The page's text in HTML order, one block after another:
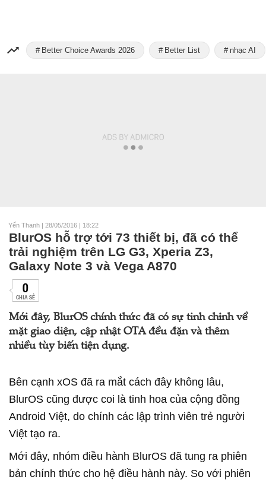
Better Choice Awards 2026 Better List nhạc AI
Yến Thanh | 28/05/2016 | 18:22
BlurOS hỗ trợ tới 73 thiết bị, đã có thể
trải nghiệm trên LG G3, Xperia Z3,
Galaxy Note 3 và Vega A870
0
CHIA SẺ
Mới đây, BlurOS chính thức đã có sự tinh chỉnh về
mặt giao diện, cập nhật OTA đều đặn và thêm
nhiều tùy biến tiện dụng.
Bên cạnh xOS đã ra mắt cách đây không lâu,
BlurOS cũng được coi là tinh hoa của cộng đồng
Android Việt, do chính các lập trình viên trẻ người
Việt tạo ra.
Mới đây, nhóm điều hành BlurOS đã tung ra phiên
bản chính thức cho hệ điều hành này. So với phiên